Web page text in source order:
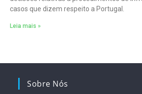
casos que dizem respeito a Portugal.
Leia mais »
Sobre Nós